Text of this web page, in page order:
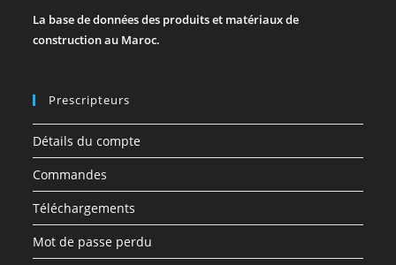
La base de données des produits et matériaux de
construction au Maroc.
Prescripteurs
Détails du compte
Commandes
Téléchargements
Mot de passe perdu